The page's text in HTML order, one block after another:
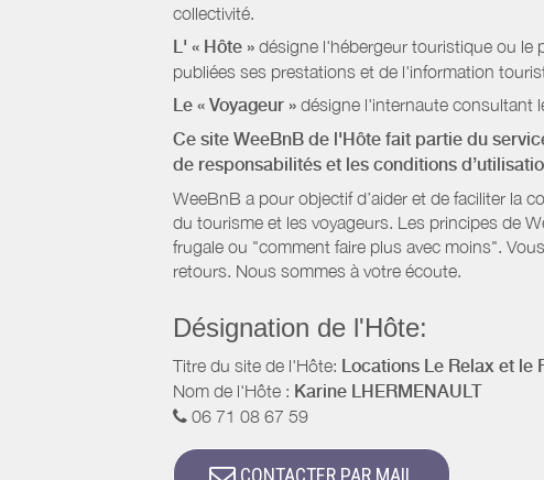
collectivité.
L' « Hôte » désigne l'hébergeur touristique ou le
publiées ses prestations et de l'information
Le « Voyageur » désigne l'internaute consultant
Ce site WeeBnB de l'Hôte fait partie du
de responsabilités et les conditions
WeeBnB a pour objectif d’aider et de faciliter la
du tourisme et les voyageurs. Les principes de
frugale ou "comment faire plus avec moins".
retours. Nous sommes à votre écoute.
Désignation de l'Hôte:
Titre du site de l'Hôte: Locations Le Relax et le
Nom de l'Hôte : Karine LHERMENAULT
06 71 08 67 59
CONTACTER PAR MAIL